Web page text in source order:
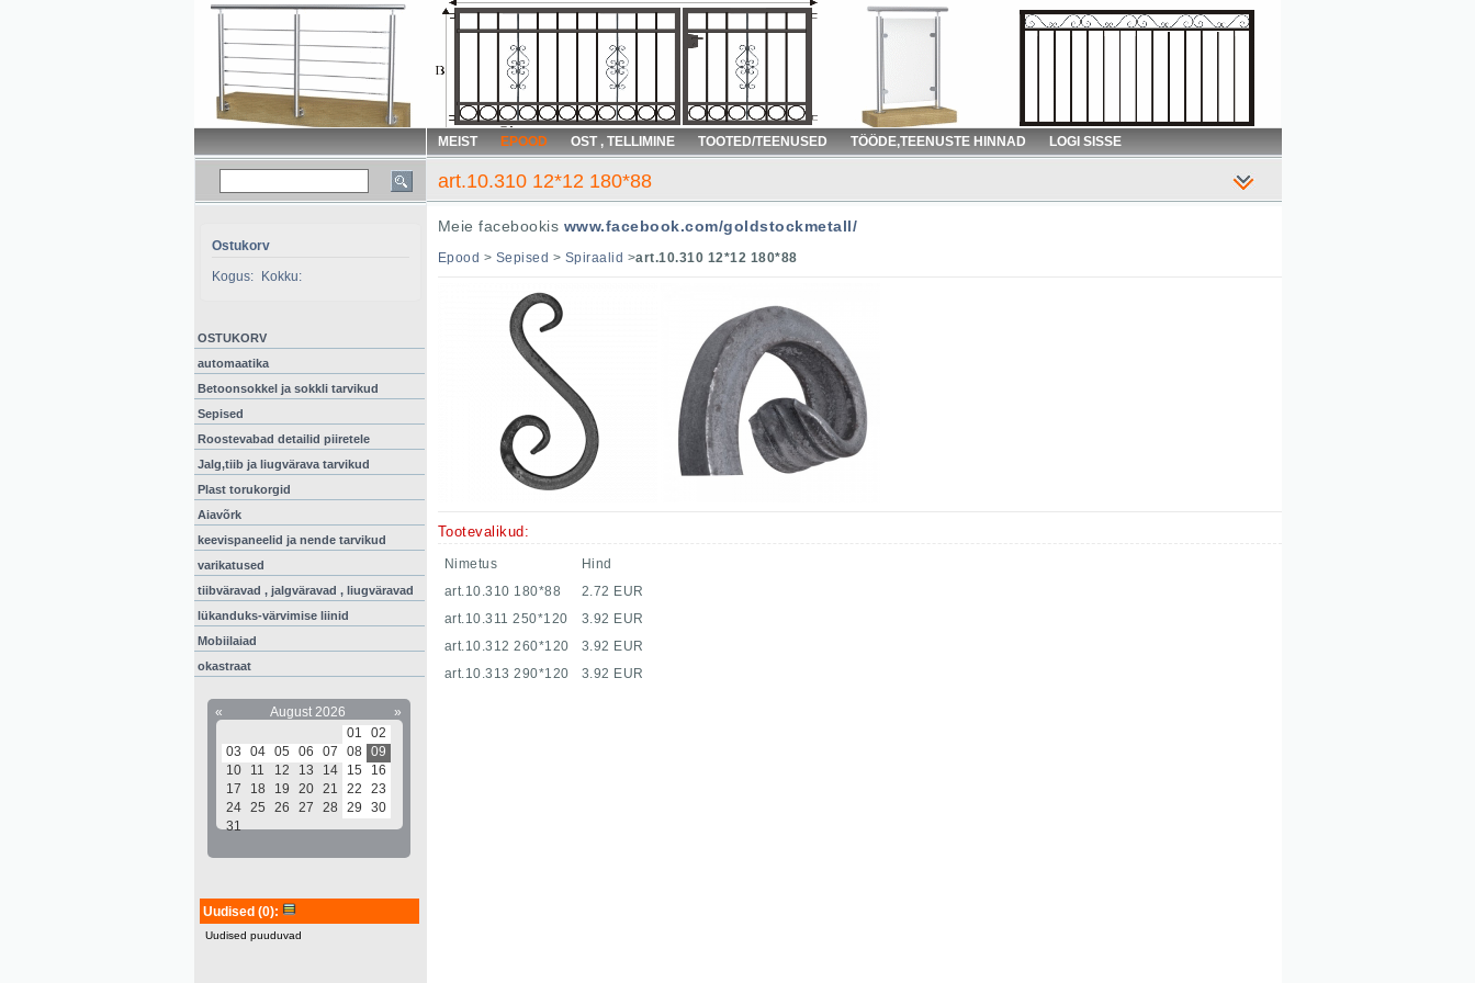
MEIST EPOOD OST , TELLIMINE TOOTED/TEENUSED TÖÖDE,TEENUSTE HINNAD LOGI SISSE
art.10.310 12*12 180*88
Ostukorv
Kogus:
Kokku:
OSTUKORV
automaatika
Betoonsokkel ja sokkli tarvikud
Sepised
Roostevabad detailid piiretele
Jalg,tiib ja liugvärava tarvikud
Plast torukorgid
Aiavõrk
keevispaneelid ja nende tarvikud
varikatused
tiibväravad , jalgväravad , liugväravad
lükanduks-värvimise liinid
Mobiilaiad
okastraat
« August 2026
»
01
02
03
04 05 06 07 08
09
10
11 12 13 14 15
16
17
18 19 20 21 22
23
24
25 26 27 28 29
30
31
Uudised (0):
Uudised puuduvad
Meie facebookis www.facebook.com/goldstockmetall/
Epood > Sepised > Spiraalid >art.10.310 12*12 180*88
Tootevalikud:
Nimetus
Hind
art.10.310 180*88
2.72 EUR
art.10.311 250*120
3.92 EUR
art.10.312 260*120
3.92 EUR
art.10.313 290*120
3.92 EUR